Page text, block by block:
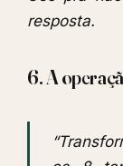
resposta.
6. A